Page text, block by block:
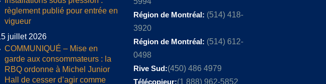
règlement publié pour entrée en
vigueur
juillet 2026
COMMUNIQUÉ – Mise en
garde aux consommateurs : la
RBQ ordonne à Michel Junior
Hall de cesser d’agir comme
Région de Montréal: (514) 418-
3920
Région de Montréal: (514) 612-
0498
Rive Sud:(450) 486 4979
Télécopieur:(1 888) 962-5852